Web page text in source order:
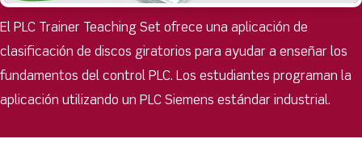
El PLC Trainer Teaching Set ofrece una aplicación de
clasificación de discos giratorios para ayudar a enseñar los
fundamentos del control PLC. Los estudiantes programan la
aplicación utilizando un PLC Siemens estándar industrial.